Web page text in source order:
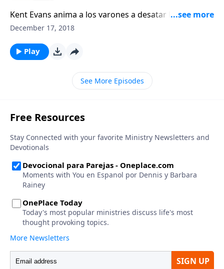
Kent Evans anima a los varones a desatar la sabiduría
escondida de otros, al buscarlos como mentores.
December 17, 2018
Play
See More Episodes